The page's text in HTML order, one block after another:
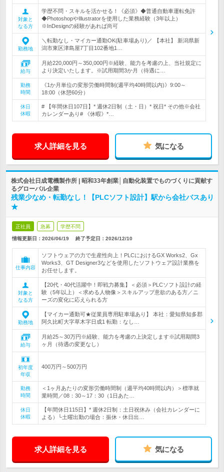
対象と
なる方
学歴不問・スキルを活かせる！《必須》◆普通自動車運転免許
◆PhotoshopやIllustratorを使用した業務経験（3年以上）
※InDesignの経験があれば尚可
勤務地
＼転勤なし・マイカー通勤OK(駐車場あり)／ 【本社】 新潟県新
潟市東区津島屋7丁目102番地1…
給与
月給220,000円～350,000円※経験、能力を考慮の上、当社規定に
より決定いたします。※試用期間3か月（待遇に…
勤務
時間
《1か月単位の変形労働時間制(週平均40時間以内)》9:00～
18:00（休憩60分）
休日
休暇
# 【年間休日107日】* 週休2日制（土・日）* 祝日* その他※会社
カレンダーあり# 《休暇》*…
求人詳細を見る 気になる
株式会社日成電機製作所 | 昭和33年創業│自動化装置でものづくりに貢献す
るグローバル企業
残業少なめ・転勤なし！【PLCソフト設計】駅から会社バスあり
★
正社員 急募 学歴不問
情報更新日：2026/06/19 終了予定日： 2026/12/10
仕事内容
ソフトウェアの力で生産性向上！PLCにおけるGX Works2、Gx
Works3、GT Designer3などを使用したソフトウェア設計業務を
お任せします。
対象と
なる方
【20代・40代活躍中！即戦力募集】＜必須＞PLCソフト設計の経
験（5年以上）＜求める人物像＞スキルアップ意欲のある方／ニ
ーズの変化に応えられる方
勤務地
【マイカー通勤可★従業員専用駐車場あり】 本社：愛知県知多郡
阿久比町大字草木字日成1 転勤：なし…
給与
月給25～30万円※経験、能力を考慮の上決定します※試用期間3
ヶ月（待遇の変更なし）
初年度
年収
400万円～500万円
勤務
時間
＜1ヶ月あたりの変形労働時間制（週平均40時間以内）＞標準就
業時間／08：30～17：30（1日あた…
休日
休暇
【年間休日115日】* 週休2日制：土日祝休み（会社カレンダーに
よる）└土曜出勤の場合：振休・休日出…
求人詳細を見る 気になる